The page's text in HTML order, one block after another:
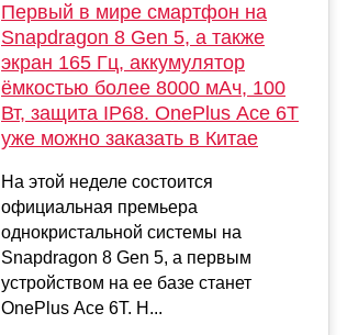
Первый в мире смартфон на
Snapdragon 8 Gen 5, а также
экран 165 Гц, аккумулятор
ёмкостью более 8000 мАч, 100
Вт, защита IP68. OnePlus Ace 6T
уже можно заказать в Китае
На этой неделе состоится
официальная премьера
однокристальной системы на
Snapdragon 8 Gen 5, а первым
устройством на ее базе станет
OnePlus Ace 6T. Н...